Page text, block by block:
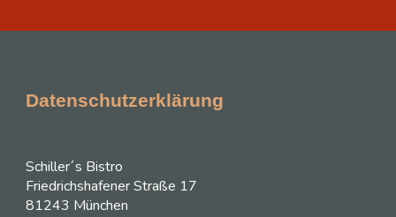
Datenschutzerklärung
Schiller´s Bistro
Friedrichshafener Straße 17
81243 München